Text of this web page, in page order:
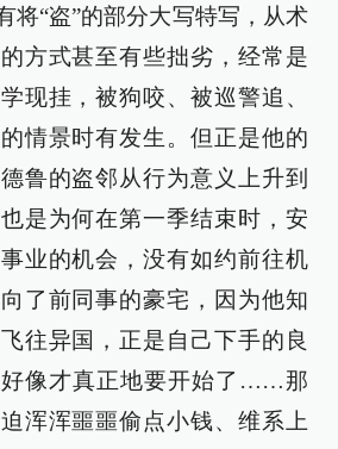
将“盗”的部分大写特写，从术
方式甚至有些拙劣，经常是
现挂，被狗咬、被巡警追、
情景时有发生。但正是他的
鲁的盗邻从行为意义上升到
是为何在第一季结束时，安
业的机会，没有如约前往机
了前同事的豪宅，因为他知
往异国，正是自己下手的良
像才真正地要开始了……那
浑浑噩噩偷点小钱、维系上